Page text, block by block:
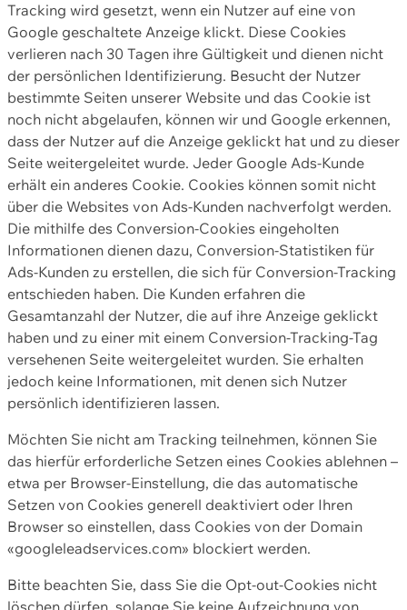
Tracking wird gesetzt, wenn ein Nutzer auf eine von
Google geschaltete Anzeige klickt. Diese Cookies
verlieren nach 30 Tagen ihre Gültigkeit und dienen nicht
der persönlichen Identifizierung. Besucht der Nutzer
bestimmte Seiten unserer Website und das Cookie ist
noch nicht abgelaufen, können wir und Google erkennen,
dass der Nutzer auf die Anzeige geklickt hat und zu dieser
Seite weitergeleitet wurde. Jeder Google Ads-Kunde
erhält ein anderes Cookie. Cookies können somit nicht
über die Websites von Ads-Kunden nachverfolgt werden.
Die mithilfe des Conversion-Cookies eingeholten
Informationen dienen dazu, Conversion-Statistiken für
Ads-Kunden zu erstellen, die sich für Conversion-Tracking
entschieden haben. Die Kunden erfahren die
Gesamtanzahl der Nutzer, die auf ihre Anzeige geklickt
haben und zu einer mit einem Conversion-Tracking-Tag
versehenen Seite weitergeleitet wurden. Sie erhalten
jedoch keine Informationen, mit denen sich Nutzer
persönlich identifizieren lassen.
Möchten Sie nicht am Tracking teilnehmen, können Sie
das hierfür erforderliche Setzen eines Cookies ablehnen –
etwa per Browser-Einstellung, die das automatische
Setzen von Cookies generell deaktiviert oder Ihren
Browser so einstellen, dass Cookies von der Domain
«googleleadservices.com» blockiert werden.
Bitte beachten Sie, dass Sie die Opt-out-Cookies nicht